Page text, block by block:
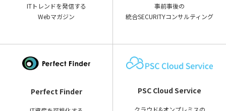
ITトレンドを発信する
Webマガジン
事前事後の
統合SECURITYコンサルティング
Perfect Finder PSC Cloud Service
クラウド&オンプレミスの